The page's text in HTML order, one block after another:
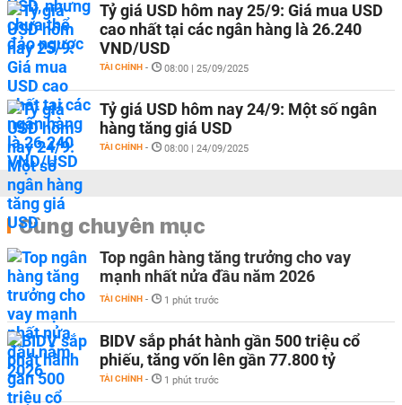
Tỷ giá USD hôm nay 25/9: Giá mua USD
cao nhất tại các ngân hàng là 26.240
VND/USD
TÀI CHÍNH - 08:00 | 25/09/2025
Tỷ giá USD hôm nay 24/9: Một số ngân
hàng tăng giá USD
TÀI CHÍNH - 08:00 | 24/09/2025
Cùng chuyên mục
Top ngân hàng tăng trưởng cho vay
mạnh nhất nửa đầu năm 2026
TÀI CHÍNH - 1 phút trước
BIDV sắp phát hành gần 500 triệu cổ
phiếu, tăng vốn lên gần 77.800 tỷ
TÀI CHÍNH - 1 phút trước